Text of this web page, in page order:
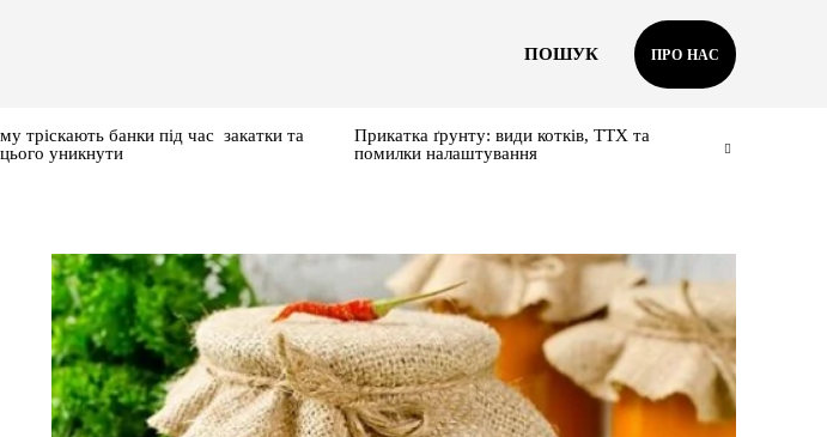
ПОШУК ПРО НАС
тріскають банки під час закатки та
уникнути
Прикатка ґрунту: види котків, ТТХ та
помилки налаштування